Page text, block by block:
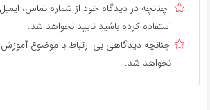
چنانچه در دیدگاه خود از شماره تماس،
استفاده کرده باشید تایید نخواهد شد.
چنانچه دیدگاهی بی ارتباط با موضوع
نخواهد شد.